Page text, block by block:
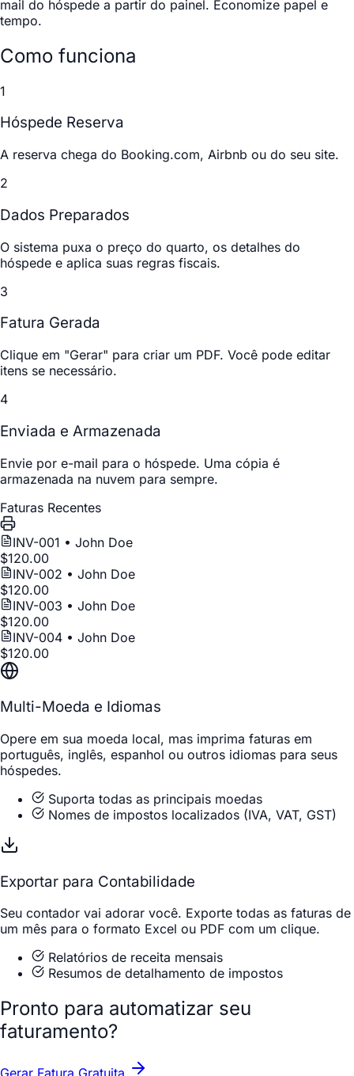
mail do hóspede a partir do painel. Economize papel e
tempo.
Como funciona
1
Hóspede Reserva
A reserva chega do Booking.com, Airbnb ou do seu site.
2
Dados Preparados
O sistema puxa o preço do quarto, os detalhes do
hóspede e aplica suas regras fiscais.
3
Fatura Gerada
Clique em "Gerar" para criar um PDF. Você pode editar
itens se necessário.
4
Enviada e Armazenada
Envie por e-mail para o hóspede. Uma cópia é
armazenada na nuvem para sempre.
Faturas Recentes
INV-001 • John Doe
$120.00
INV-002 • John Doe
$120.00
INV-003 • John Doe
$120.00
INV-004 • John Doe
$120.00
Multi-Moeda e Idiomas
Opere em sua moeda local, mas imprima faturas em
português, inglês, espanhol ou outros idiomas para seus
hóspedes.
Suporta todas as principais moedas
Nomes de impostos localizados (IVA, VAT, GST)
Exportar para Contabilidade
Seu contador vai adorar você. Exporte todas as faturas de
um mês para o formato Excel ou PDF com um clique.
Relatórios de receita mensais
Resumos de detalhamento de impostos
Pronto para automatizar seu
faturamento?